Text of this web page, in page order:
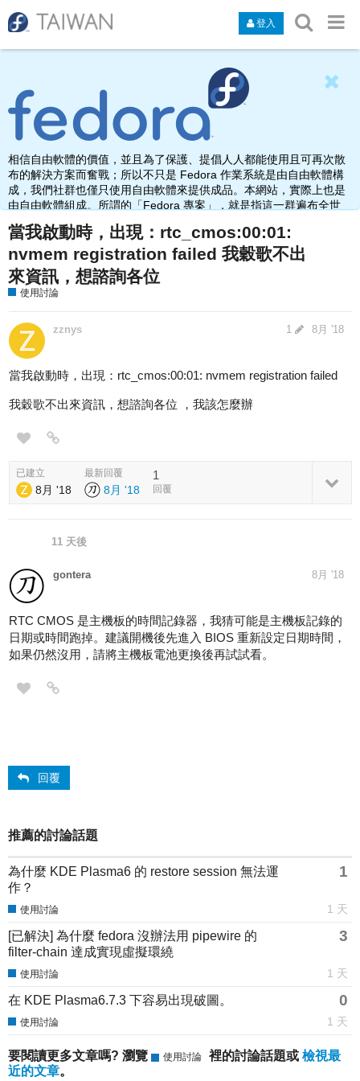
登入
相信自由軟體的價值，並且為了保護、提倡人人都能使用且可再次散
布的解決方案而奮戰；所以不只是 Fedora 作業系統是由自由軟體構
成，我們社群也僅只使用自由軟體來提供成品。本網站，實際上也是
由自由軟體組成。所謂的「Fedora 專案」，就是指這一群遍布全世
界，由於熱愛、使用、打造自由軟體而聚集在此之人的名稱。
當我啟動時，出現：rtc_cmos:00:01:
nvmem registration failed 我穀歌不出
來資訊，想諮詢各位
使用討論
zznys 8月 '18
1
當我啟動時，出現：rtc_cmos:00:01: nvmem registration failed
我穀歌不出來資訊，想諮詢各位 ，我該怎麼辦
已建立
8月 '18
最新回覆
8月 '18
1
回覆
11 天後
gontera 8月 '18
RTC CMOS 是主機板的時間記錄器，我猜可能是主機板記錄的
日期或時間跑掉。建議開機後先進入 BIOS 重新設定日期時間，
如果仍然沒用，請將主機板電池更換後再試試看。
回覆
推薦的討論話題
為什麼 KDE Plasma6 的 restore session 無法運
作？
1
1 天
使用討論
[已解決] 為什麼 fedora 沒辦法用 pipewire 的
filter-chain 達成實現虛擬環繞
3
1 天
使用討論
在 KDE Plasma6.7.3 下容易出現破圖。 0
1 天
使用討論
要閱讀更多文章嗎? 瀏覽 使用討論 裡的討論話題或 檢視最
近的文章。